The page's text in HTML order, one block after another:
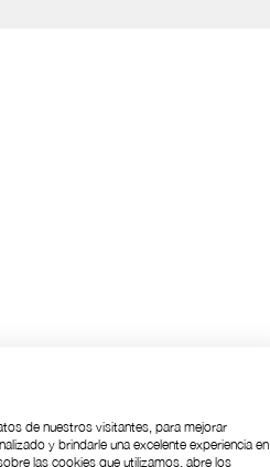
de nuestros visitantes, para mejorar
y brindarle una excelente experiencia en
las cookies que utilizamos, abre los